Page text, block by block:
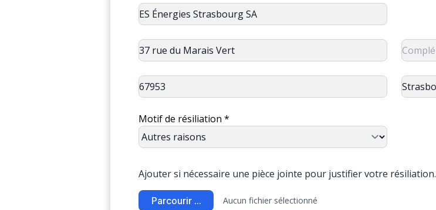
Motif de résiliation *
Ajouter si nécessaire une pièce jointe pour justifier votre résiliation.
Parcourir ... Aucun fichier sélectionné